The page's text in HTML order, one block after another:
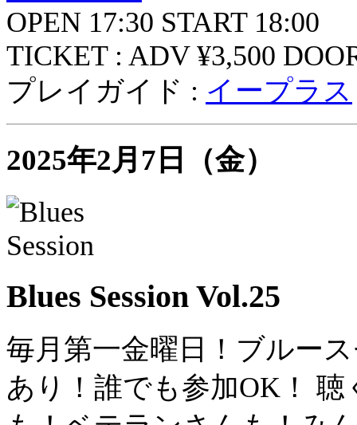
OPEN 17:30 START 18:00
TICKET : ADV ¥3,500
プレイガイド : イープラス
2025年2月7日（金）
Blues Session Vol.25
毎月第一金曜日！ブルー
あり！誰でも参加OK！